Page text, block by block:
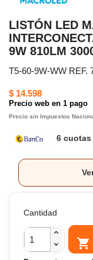
LISTÓN LED
9W 810LM
T5-60-9W-WW REF.
$ 14.598
Precio web en 1 pago
Precio sin Impuestos
6 cuotas
Cantidad
